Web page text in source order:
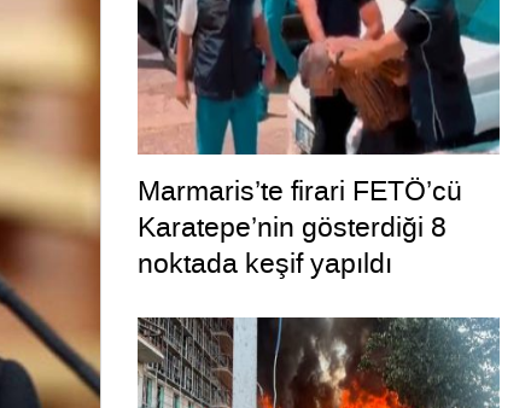
Marmaris’te firari FETÖ’cü
Karatepe’nin gösterdiği 8
noktada keşif yapıldı